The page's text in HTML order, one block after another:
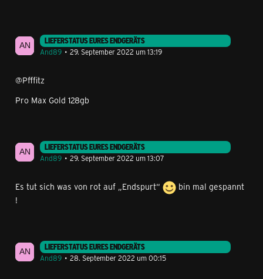
LIEFERSTATUS EURES ENDGERÄTS
And89
29. September 2022 um 13:19
@Pfffitz
Pro Max Gold 128gb
LIEFERSTATUS EURES ENDGERÄTS
And89
29. September 2022 um 13:07
Es tut sich was von rot auf „Endspurt“
bin mal gespannt
!
LIEFERSTATUS EURES ENDGERÄTS
And89
28. September 2022 um 00:15